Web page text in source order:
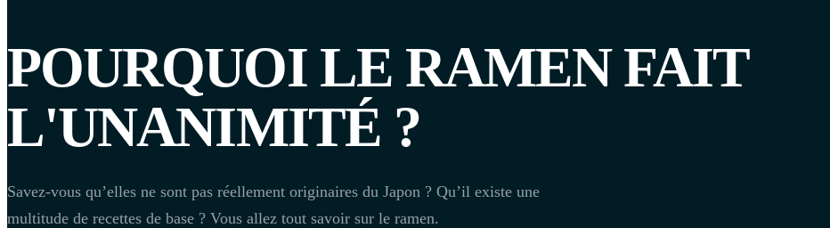
POURQUOI LE RAMEN FAIT
L'UNANIMITÉ ?
Savez-vous qu’elles ne sont pas réellement originaires du Japon ? Qu’il existe une
multitude de recettes de base ? Vous allez tout savoir sur le ramen.